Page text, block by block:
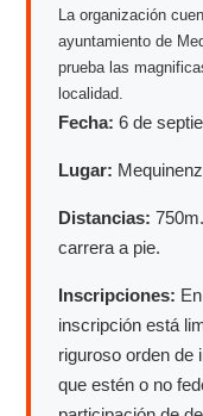
La organización
ayuntamiento de
prueba las
localidad.
Fecha: 6 de
Lugar:
Distancias:
carrera a pie.
Inscripciones:
inscripción está
riguroso orden de
que estén o no